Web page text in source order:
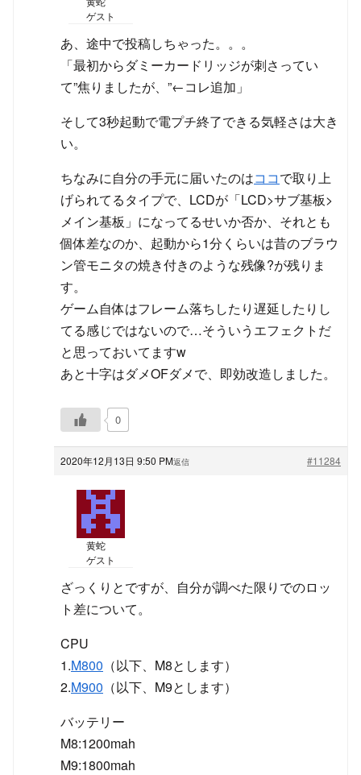
ゲスト
あ、途中で投稿しちゃった。。。
「最初からダミーカードリッジが刺さってい
て”焦りましたが、”←コレ追加」
そして3秒起動で電プチ終了できる気軽さは大き
い。
ちなみに自分の手元に届いたのはココで取り上
げられてるタイプで、LCDが「LCD>サブ基板>
メイン基板」になってるせいか否か、それとも
個体差なのか、起動から1分くらいは昔のブラウ
ン管モニタの焼き付きのような残像?が残りま
す。
ゲーム自体はフレーム落ちしたり遅延したりし
てる感じではないので…そういうエフェクトだ
と思っておいてますw
あと十字はダメOFダメで、即効改造しました。
0
2020年12月13日 9:50 PM #11284
返信
黄蛇
ゲスト
ざっくりとですが、自分が調べた限りでのロッ
ト差について。
CPU
1.M800 （以下、M8とします）
2.M900 （以下、M9とします）
バッテリー
M8:1200mah
M9:1800mah